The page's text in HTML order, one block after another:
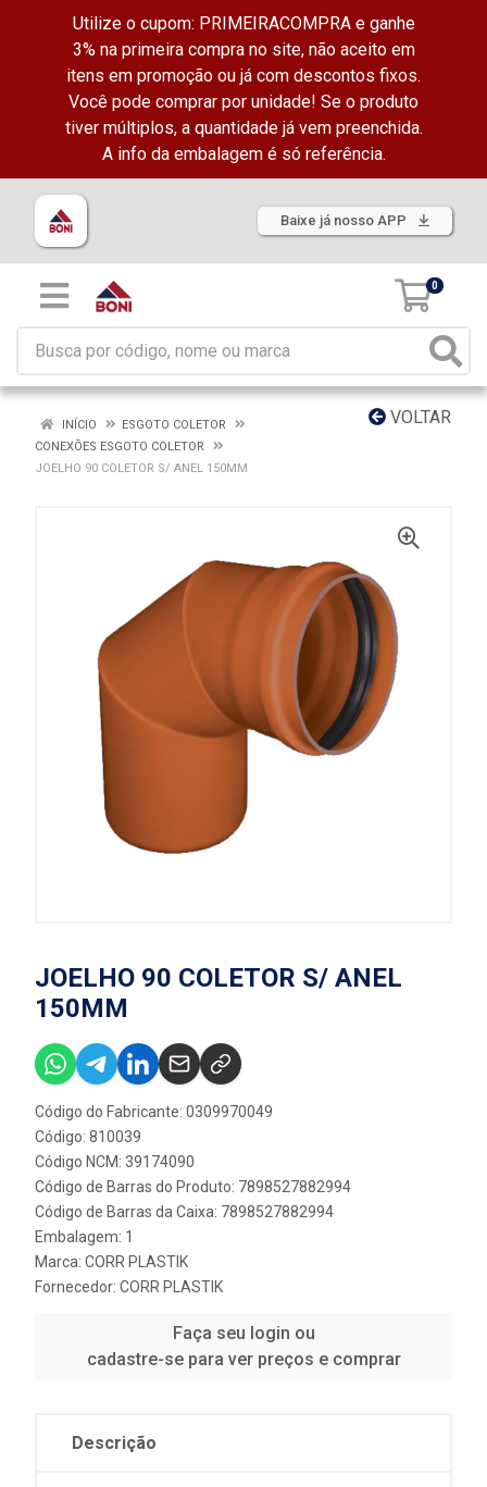
Utilize o cupom: PRIMEIRACOMPRA e ganhe
3% na primeira compra no site, não aceito em
itens em promoção ou já com descontos fixos.
Você pode comprar por unidade! Se o produto
tiver múltiplos, a quantidade já vem preenchida.
A info da embalagem é só referência.
Baixe já nosso APP
0
VOLTAR
INÍCIO
ESGOTO COLETOR
CONEXÕES ESGOTO COLETOR
JOELHO 90 COLETOR S/ ANEL 150MM
JOELHO 90 COLETOR S/ ANEL
150MM
Código do Fabricante: 0309970049
Código: 810039
Código NCM: 39174090
Código de Barras do Produto: 7898527882994
Código de Barras da Caixa: 7898527882994
Embalagem: 1
Marca: CORR PLASTIK
Fornecedor: CORR PLASTIK
Faça seu login ou
cadastre-se para ver preços e comprar
Descrição